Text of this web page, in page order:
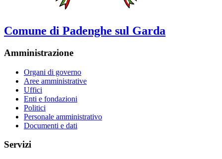
Comune di Padenghe sul Garda
Amministrazione
Organi di governo
Aree amministrative
Uffici
Enti e fondazioni
Politici
Personale amministrativo
Documenti e dati
Servizi